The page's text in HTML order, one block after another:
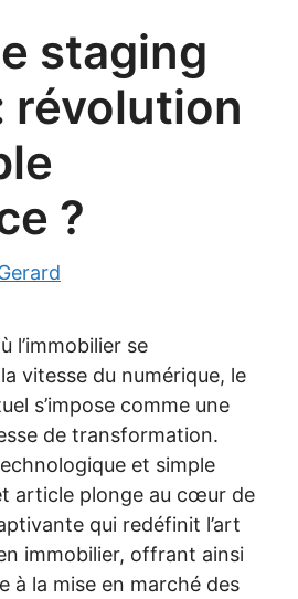
staging
révolution
?
l’immobilier se
vitesse du numérique, le
s’impose comme une
de transformation.
et simple
article plonge au cœur de
qui redéfinit l’art
immobilier, offrant ainsi
à la mise en marché des